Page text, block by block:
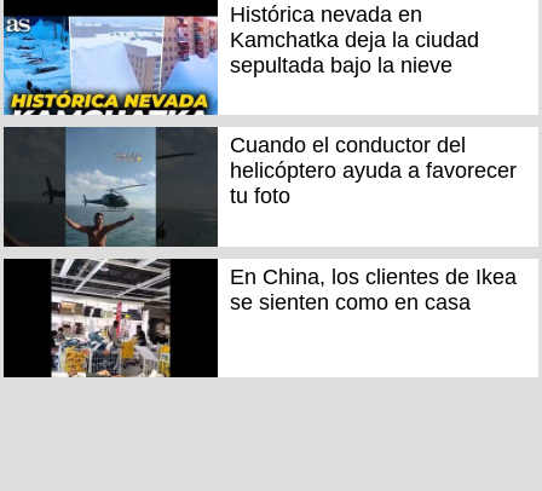
Histórica nevada en
Kamchatka deja la ciudad
sepultada bajo la nieve
Cuando el conductor del
helicóptero ayuda a favorecer
tu foto
En China, los clientes de Ikea
se sienten como en casa